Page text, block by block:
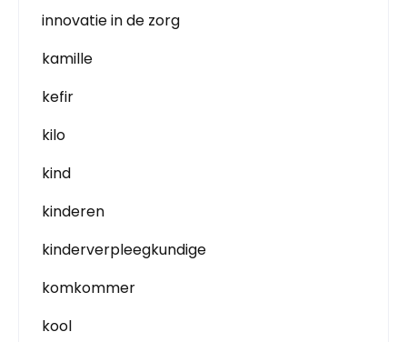
innovatie in de zorg
kamille
kefir
kilo
kind
kinderen
kinderverpleegkundige
komkommer
kool